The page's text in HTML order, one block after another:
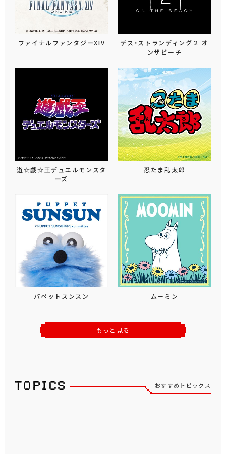
ファイナルファンタジーXIV
デス・ストランディング２ オ
ンザビーチ
遊☆戯☆王デュエルモンスタ
ーズ
忍たま乱太郎
パペットスンスン ムーミン
もっと見る
おすすめトピックス